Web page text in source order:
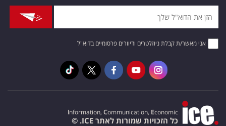
אני מאשר/ת קבלת ניוזלטרים ודיוורים פרסומיים בדוא"ל
Information, Communication, Economic
כל הזכויות שמורות לאתר ICE. ©